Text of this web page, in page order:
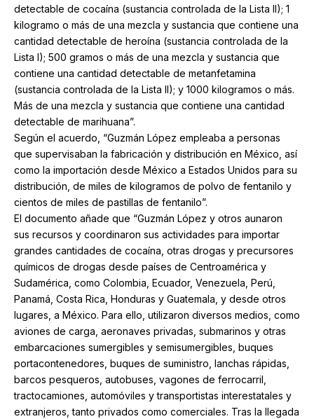
detectable de cocaína (sustancia controlada de la Lista II); 1
kilogramo o más de una mezcla y sustancia que contiene una
cantidad detectable de heroína (sustancia controlada de la
Lista I); 500 gramos o más de una mezcla y sustancia que
contiene una cantidad detectable de metanfetamina
(sustancia controlada de la Lista II); y 1000 kilogramos o más.
Más de una mezcla y sustancia que contiene una cantidad
detectable de marihuana”.
Según el acuerdo, “Guzmán López empleaba a personas
que supervisaban la fabricación y distribución en México, así
como la importación desde México a Estados Unidos para su
distribución, de miles de kilogramos de polvo de fentanilo y
cientos de miles de pastillas de fentanilo”.
El documento añade que “Guzmán López y otros aunaron
sus recursos y coordinaron sus actividades para importar
grandes cantidades de cocaína, otras drogas y precursores
químicos de drogas desde países de Centroamérica y
Sudamérica, como Colombia, Ecuador, Venezuela, Perú,
Panamá, Costa Rica, Honduras y Guatemala, y desde otros
lugares, a México. Para ello, utilizaron diversos medios, como
aviones de carga, aeronaves privadas, submarinos y otras
embarcaciones sumergibles y semisumergibles, buques
portacontenedores, buques de suministro, lanchas rápidas,
barcos pesqueros, autobuses, vagones de ferrocarril,
tractocamiones, automóviles y transportistas interestatales y
extranjeros, tanto privados como comerciales. Tras la llegada